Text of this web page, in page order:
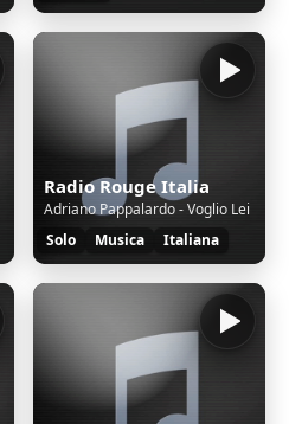
Radio Rouge Italia
Adriano Pappalardo - Voglio Lei
Solo
Musica Italiana